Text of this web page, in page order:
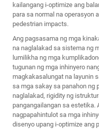
kailangang i-optimize ang
para sa normal na operasyon
pedestrian impacts.
Ang pagsasama ng mga
na naglalakad sa sistema ng
lumilikha ng mga
tugunan ng mga inhinyero
magkakasalungat na layunin
sa mga sakay sa panahon ng
naglalakad, rigidity ng
pangangailangan sa estetika.
nagpapahintulot sa mga
disenyo upang i-optimize ang